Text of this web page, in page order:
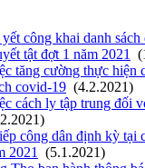
công khai danh
tật đợt 1 năm 2021
tăng cường thực hiện
covid-19 (4.2.2021)
cách ly tập trung đối
công dân định kỳ tại
2021
(5.1.2021)